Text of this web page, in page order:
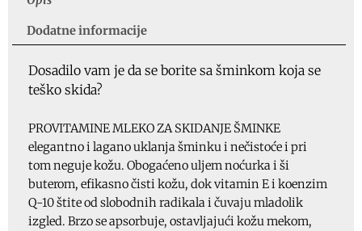
6716
količina
Dodatne informacije
Dosadilo vam je da se borite sa šminkom koja se
teško skida?
PROVITAMINE MLEKO ZA SKIDANJE ŠMINKE
elegantno i lagano uklanja šminku i nečistoće i pri
tom neguje kožu. Obogaćeno uljem noćurka i ši
buterom, efikasno čisti kožu, dok vitamin E i koenzim
Q-10 štite od slobodnih radikala i čuvaju mladolik
izgled. Brzo se apsorbuje, ostavljajući kožu mekom,